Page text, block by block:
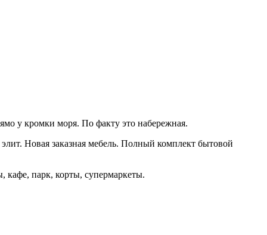
у кромки моря. По факту это набережная.
Новая заказная мебель. Полный комплект бытовой
кафе, парк, корты, супермаркеты.